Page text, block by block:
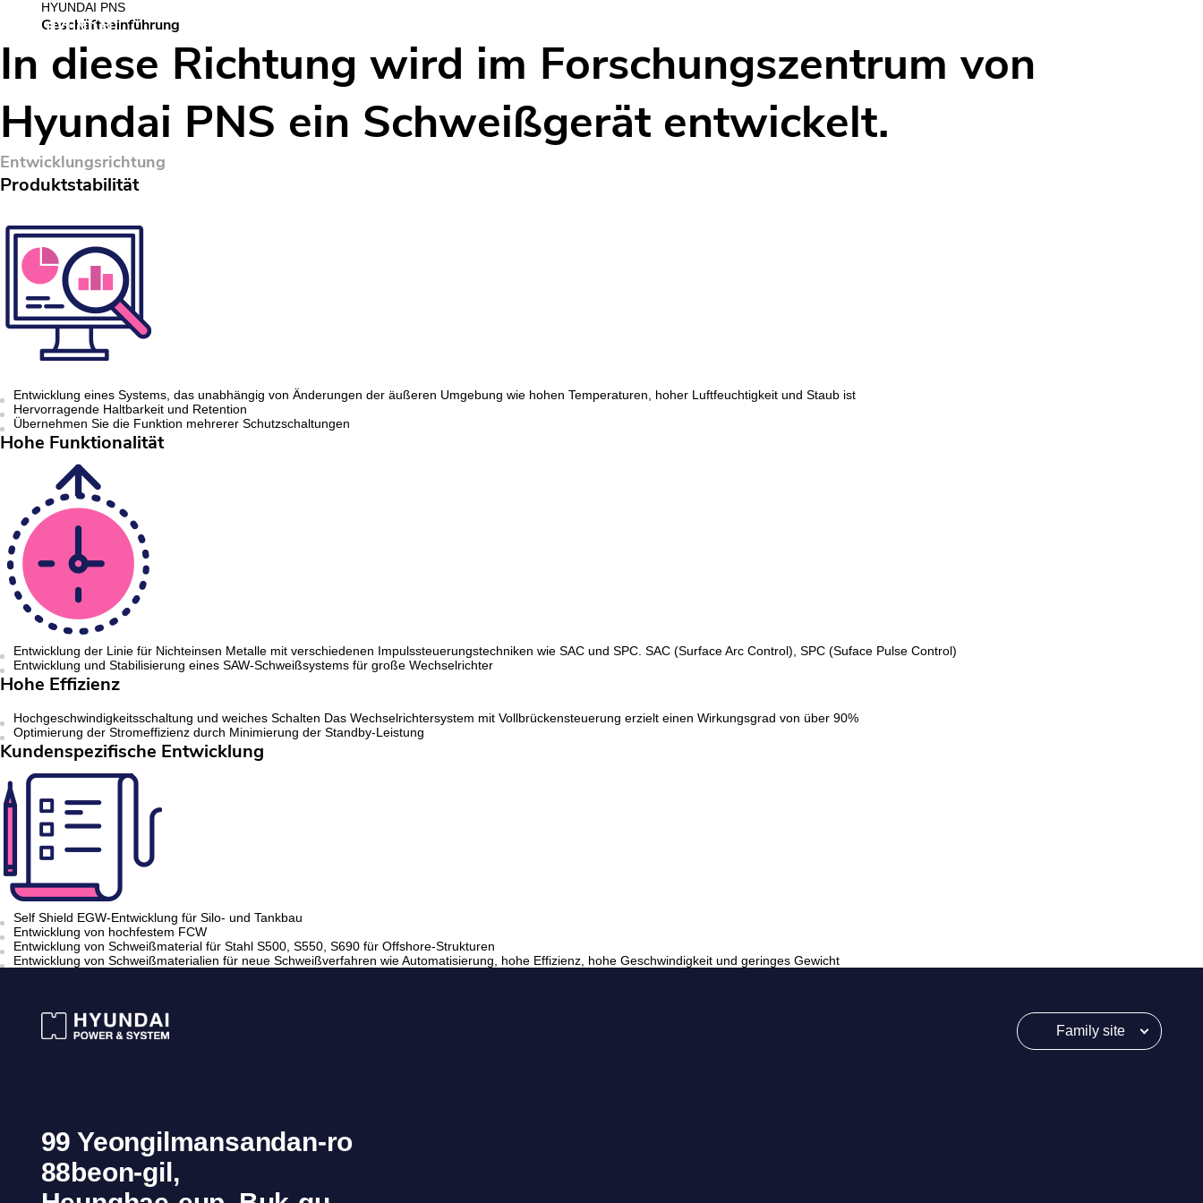
HYUNDAI PNS
Geschäftseinführung
In diese Richtung wird im Forschungszentrum von
Hyundai PNS ein Schweißgerät entwickelt.
Entwicklungsrichtung
Produktstabilität
Entwicklung eines Systems, das unabhängig von Änderungen der äußeren Umgebung wie hohen Temperaturen, hoher Luftfeuchtigkeit und Staub ist
Hervorragende Haltbarkeit und Retention
Übernehmen Sie die Funktion mehrerer Schutzschaltungen
Hohe Funktionalität
Entwicklung der Linie für Nichteinsen Metalle mit verschiedenen Impulssteuerungstechniken wie SAC und SPC. SAC (Surface Arc Control), SPC (Suface Pulse Control)
Entwicklung und Stabilisierung eines SAW-Schweißsystems für große Wechselrichter
Hohe Effizienz
Hochgeschwindigkeitsschaltung und weiches Schalten Das Wechselrichtersystem mit Vollbrückensteuerung erzielt einen Wirkungsgrad von über 90%
Optimierung der Stromeffizienz durch Minimierung der Standby-Leistung
Kundenspezifische Entwicklung
Self Shield EGW-Entwicklung für Silo- und Tankbau
Entwicklung von hochfestem FCW
Entwicklung von Schweißmaterial für Stahl S500, S550, S690 für Offshore-Strukturen
Entwicklung von Schweißmaterialien für neue Schweißverfahren wie Automatisierung, hohe Effizienz, hohe Geschwindigkeit und geringes Gewicht
Family site
99 Yeongilmansandan-ro
88beon-gil,